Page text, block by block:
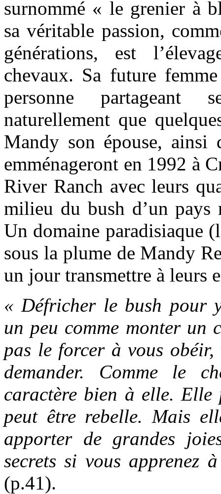
surnommé « le grenier à
sa véritable passion,
générations, est
chevaux. Sa future
personne
naturellement que
Mandy son épouse, ainsi
emménageront en 1992 à
River Ranch avec leurs
milieu du bush d’un pays
Un domaine paradisiaque
sous la plume de Mandy
un jour transmettre à leurs
« Défricher le bush pour
un peu comme monter un
pas le forcer à vous
demander. Comme le
caractère bien à elle. Elle
peut être rebelle. Mais
apporter de grandes
secrets si vous apprenez
(p.41).